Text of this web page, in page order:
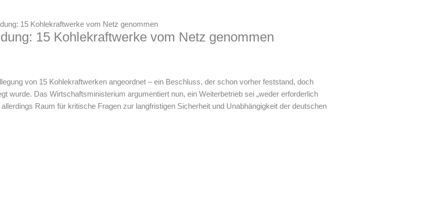
15 Kohlekraftwerke vom Netz genommen
15 Kohlekraftwerke vom Netz genommen
von 15 Kohlekraftwerken angeordnet – ein Beschluss, der schon vorher feststand, doch
wurde. Das Wirtschaftsministerium argumentiert nun, ein Weiterbetrieb sei „weder erforderlich
Raum für kritische Fragen zur langfristigen Sicherheit und Unabhängigkeit der deutschen